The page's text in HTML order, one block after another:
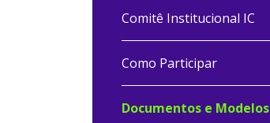
Comitê Institucional IC
Como Participar
Documentos e Modelos